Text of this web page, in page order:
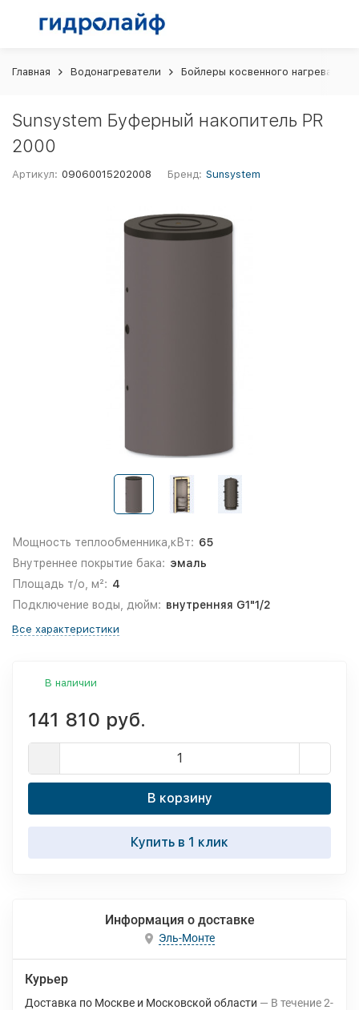
Главная Водонагреватели Бойлеры косвенного нагрева
Sunsystem Буферный накопитель PR
2000
Артикул: 09060015202008 Бренд: Sunsystem
Мощность теплообменника,кВт: 65
Внутреннее покрытие бака: эмаль
Площадь т/о, м²: 4
Подключение воды, дюйм: внутренняя G1"1/2
Все характеристики
В наличии
141 810 руб.
В корзину
Купить в 1 клик
Информация о доставке
Эль-Монте
Курьер
Доставка по Москве и Московской области В течение2-